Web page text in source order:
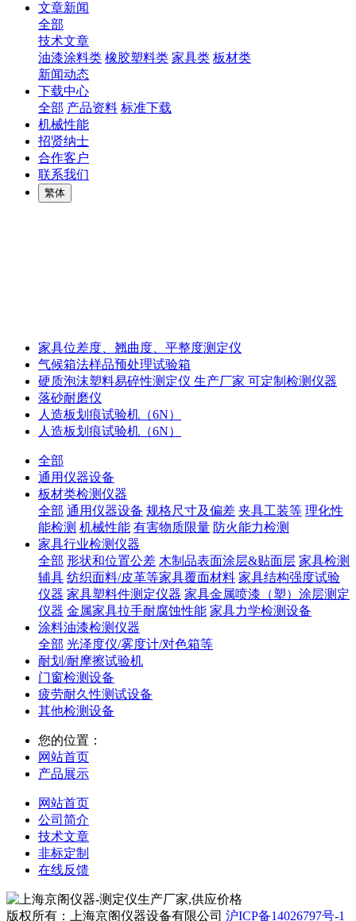
文章新闻
全部
技术文章
油漆涂料类 橡胶塑料类 家具类 板材类
新闻动态
下载中心
全部 产品资料 标准下载
机械性能
招贤纳士
合作客户
联系我们
繁体
家具位差度、翘曲度、平整度测定仪
气候箱法样品预处理试验箱
硬质泡沫塑料易碎性测定仪 生产厂家 可定制检测仪器
落砂耐磨仪
人造板划痕试验机（6N）
人造板划痕试验机（6N）
全部
通用仪器设备
板材类检测仪器
全部 通用仪器设备 规格尺寸及偏差 夹具工装等 理化性
能检测 机械性能 有害物质限量 防火能力检测
家具行业检测仪器
全部 形状和位置公差 木制品表面涂层&贴面层 家具检测
辅具 纺织面料/皮革等家具覆面材料 家具结构强度试验
仪器 家具塑料件测定仪器 家具金属喷漆（塑）涂层测定
仪器 金属家具拉手耐腐蚀性能 家具力学检测设备
涂料油漆检测仪器
全部 光泽度仪/雾度计/对色箱等
耐划/耐摩擦试验机
门窗检测设备
疲劳耐久性测试设备
其他检测设备
您的位置：
网站首页
产品展示
网站首页
公司简介
技术文章
非标定制
在线反馈
版权所有：上海京阁仪器设备有限公司 沪ICP备14026797号-1